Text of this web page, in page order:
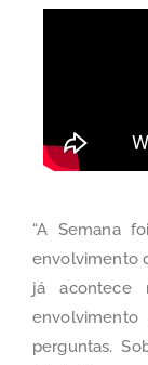
“A Semana
envolvimento
já acontece
perguntas.